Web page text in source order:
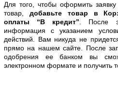
Для того, чтобы оформить заявку
товар, добавьте товар в
оплаты “В кредит” . После
информация с указанием
действий. Вам никуда не
прямо на нашем сайте. После
одобрения ее банком вы
электронном формате и получить